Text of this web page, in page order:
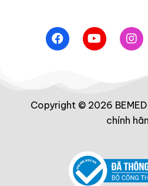
Copyright © 2026
chính